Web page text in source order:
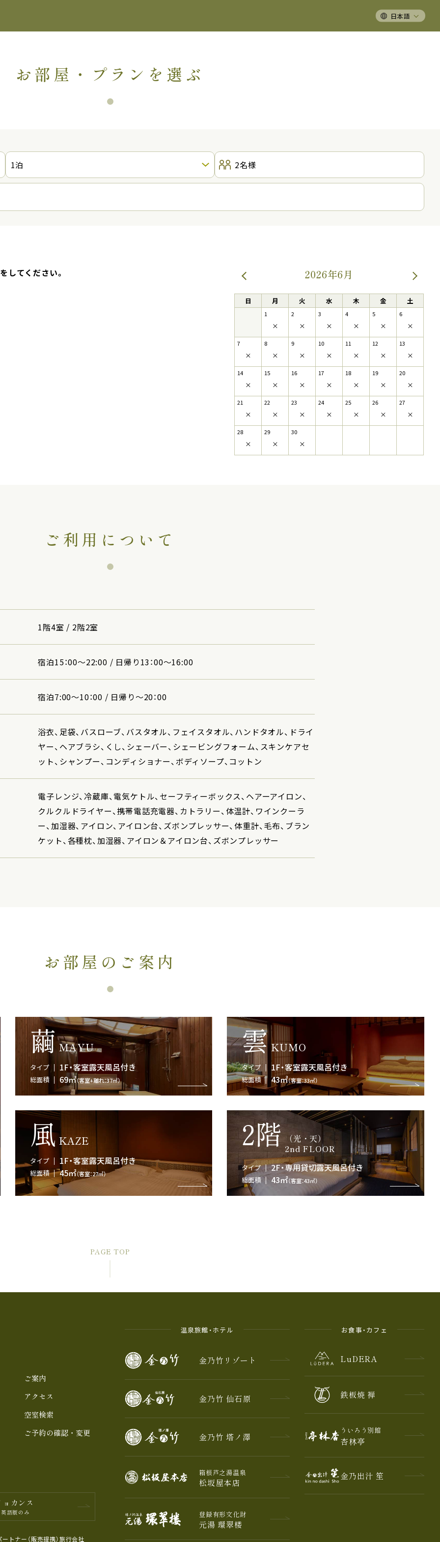
日本語
お部屋・プランを選ぶ
2名様
してください。 2026年6月
日 月 火 水 木 金 土
1
×
2
×
3
×
4
×
5
×
6
×
7
×
8
×
9
×
10
×
11
×
12
×
13
×
14
×
15
×
16
×
17
×
18
×
19
×
20
×
21
×
22
×
23
×
24
×
25
×
26
×
27
×
28
×
29
×
30
×
ご利用について
1階4室 / 2階2室
宿泊15：00～22:00 / 日帰り13：00～16:00
宿泊7:00～10：00 / 日帰り～20：00
浴衣、足袋、バスローブ、バスタオル、フェイスタオル、ハンドタオル、ドライ
ヤー、ヘアブラシ、くし、シェーバー、シェービングフォーム、スキンケアセ
ット、シャンプー、コンディショナー、ボディソープ、コットン
電子レンジ、冷蔵庫、電気ケトル、セーフティーボックス、ヘアーアイロン、
クルクルドライヤー、携帯電話充電器、カトラリー、体温計、ワインクーラ
ー、加湿器、アイロン、アイロン台、ズボンプレッサー、体重計、毛布、ブラン
ケット、各種枕、加湿器、アイロン＆アイロン台、ズボンプレッサー
お部屋のご案内
繭MAYU
タイプ 1F・客室露天風呂付き
総面積 69㎡（客室+離れ：37㎡）
雲 KUMO
タイプ 1F・客室露天風呂付き
総面積 43㎡（客室：33㎡）
風KAZE
タイプ 1F・客室露天風呂付き
総面積 45㎡（客室：27㎡）
2階 （光・天）
2nd FLOOR
タイプ 2F・専用貸切露天風呂付き
総面積 43㎡（客室：43㎡）
PAGE TOP
ご案内
アクセス
空室検索
ご予約の確認・変更
ョカンス
語版のみ
ートナー（販売提携）旅行会社
温泉旅館・ホテル
金乃竹 リゾート
金乃竹 仙石原
金乃竹 塔ノ澤
箱根芦之湯温泉
松坂屋本店
登録有形文化財
元湯 環翠楼
お食事・カフェ
LuDERA
鉄板焼 禅
ういろう別館
杏林亭
金乃出汁 笙